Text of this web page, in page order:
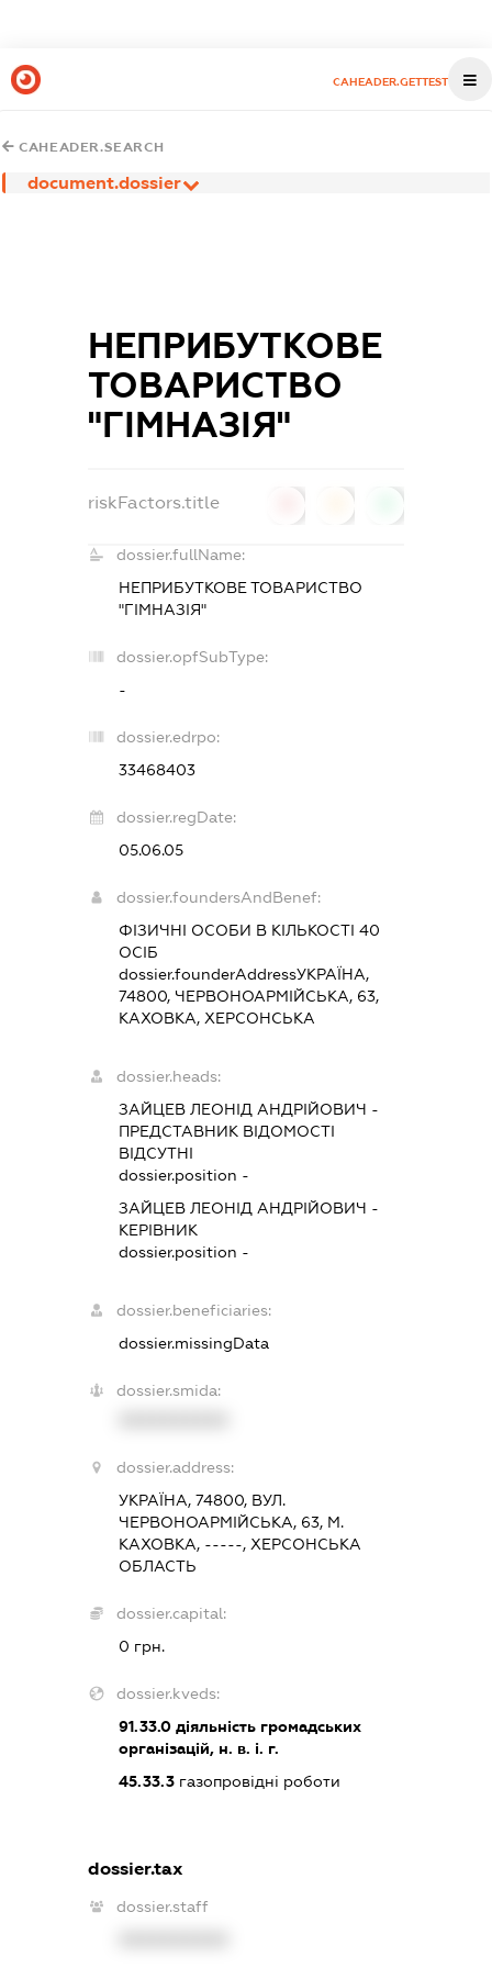
CAHEADER.GETTEST
CAHEADER.SEARCH
document.dossier
НЕПРИБУТКОВЕ
ТОВАРИСТВО
"ГІМНАЗІЯ"
riskFactors.title
dossier.fullName:
НЕПРИБУТКОВЕ ТОВАРИСТВО
"ГІМНАЗІЯ"
dossier.opfSubType:
-
dossier.edrpo:
33468403
dossier.regDate:
05.06.05
dossier.foundersAndBenef:
ФІЗИЧНІ ОСОБИ В КІЛЬКОСТІ 40
ОСІБ
dossier.founderAddressУКРАЇНА,
74800, ЧЕРВОНОАРМІЙСЬКА, 63,
КАХОВКА, ХЕРСОНСЬКА
dossier.heads:
ЗАЙЦЕВ ЛЕОНІД АНДРІЙОВИЧ -
ПРЕДСТАВНИКВІДОМОСТІ
ВІДСУТНІ
dossier.position -
ЗАЙЦЕВ ЛЕОНІД АНДРІЙОВИЧ -
КЕРІВНИК
dossier.position -
dossier.beneficiaries:
dossier.missingData
dossier.smida:
dossier.address:
УКРАЇНА, 74800, ВУЛ.
ЧЕРВОНОАРМІЙСЬКА, 63, М.
КАХОВКА, -----, ХЕРСОНСЬКА
ОБЛАСТЬ
dossier.capital:
0 грн.
dossier.kveds:
91.33.0діяльність громадських
організацій, н. в. і. г.
45.33.3газопровідні роботи
dossier.tax
dossier.staff